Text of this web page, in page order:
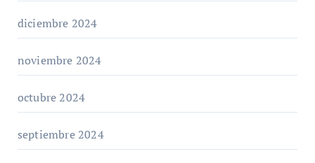
diciembre 2024
noviembre 2024
octubre 2024
septiembre 2024